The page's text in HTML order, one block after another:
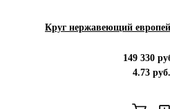
Круг нержавеющий
149 330
4.73руб.